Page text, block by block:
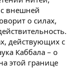
внешней
о силах,
действующих с
Каббала – о
этой границе